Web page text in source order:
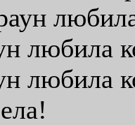
любила
любила